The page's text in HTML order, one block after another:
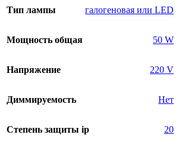
Тип лампы галогеновая или LED
Мощность общая 50 W
Напряжение 220 V
Диммируемость Нет
Степень защиты ip 20